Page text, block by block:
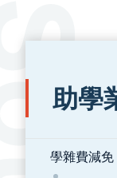
:::
助學
學雜費減免